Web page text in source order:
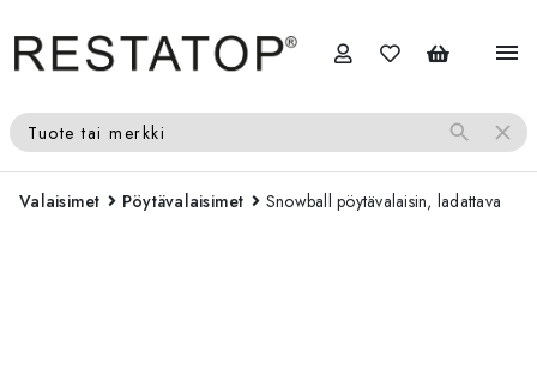
menu
Tuote tai merkki search close
Valaisimet Pöytävalaisimet Snowball pöytävalaisin, ladattava